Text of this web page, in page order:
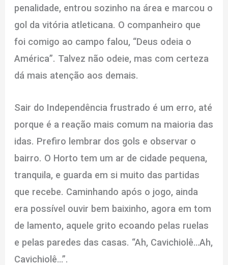
penalidade, entrou sozinho na área e marcou o
gol da vitória atleticana. O companheiro que
foi comigo ao campo falou, “Deus odeia o
América”. Talvez não odeie, mas com certeza
dá mais atenção aos demais.
Sair do Independência frustrado é um erro, até
porque é a reação mais comum na maioria das
idas. Prefiro lembrar dos gols e observar o
bairro. O Horto tem um ar de cidade pequena,
tranquila, e guarda em si muito das partidas
que recebe. Caminhando após o jogo, ainda
era possível ouvir bem baixinho, agora em tom
de lamento, aquele grito ecoando pelas ruelas
e pelas paredes das casas. “Ah, Cavichiolê…Ah,
Cavichiolê…”.